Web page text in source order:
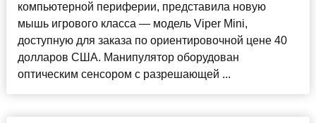
компьютерной периферии, представила новую
мышь игрового класса — модель Viper Mini,
доступную для заказа по ориентировочной цене 40
долларов США. Манипулятор оборудован
оптическим сенсором с разрешающей ...